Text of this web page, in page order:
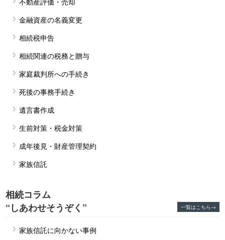
金融資産の名義変更
相続税申告
相続関連の税務と贈与
家庭裁判所への手続き
死後の事務手続き
遺言書作成
生前対策・税金対策
成年後見・財産管理契約
家族信託
相続コラム
“しあわせそうぞく”
一覧はこちら→
家族信託に向かない事例